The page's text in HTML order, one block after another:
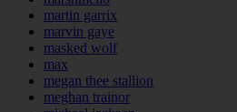
martin garrix
marvin gaye
masked wolf
max
megan thee stallion
meghan trainor